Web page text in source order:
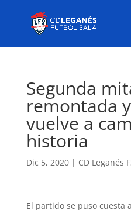
Segunda
remontada
vuelve a
historia
Dic 5, 2020| CD Leganés
El partido se puso cuesta